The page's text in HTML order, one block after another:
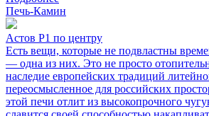
Печь-Камин
Астов Р1 по центру
Есть вещи, которые не подвластны
— одна из них. Это не просто
наследие европейских традиций
переосмысленное для российских
этой печи отлит из высокопрочного